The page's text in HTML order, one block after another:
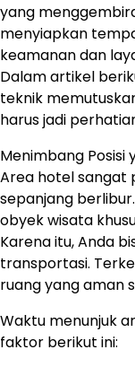
yang
menyiapkan
keamanan dan
Dalam artikel
teknik
harus jadi
Menimbang Posisi
Area hotel sangat
sepanjang
obyek wisata
Karena itu, Anda
transportasi.
ruang yang aman
Waktu menunjuk
faktor berikut ini: